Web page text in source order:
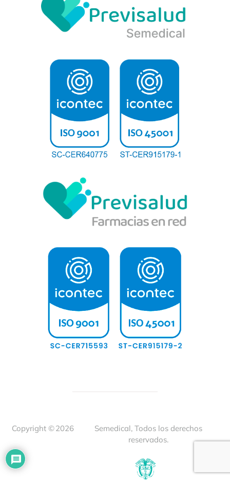
Copyright ©2026
Semedical, Todos los derechos
reservados.